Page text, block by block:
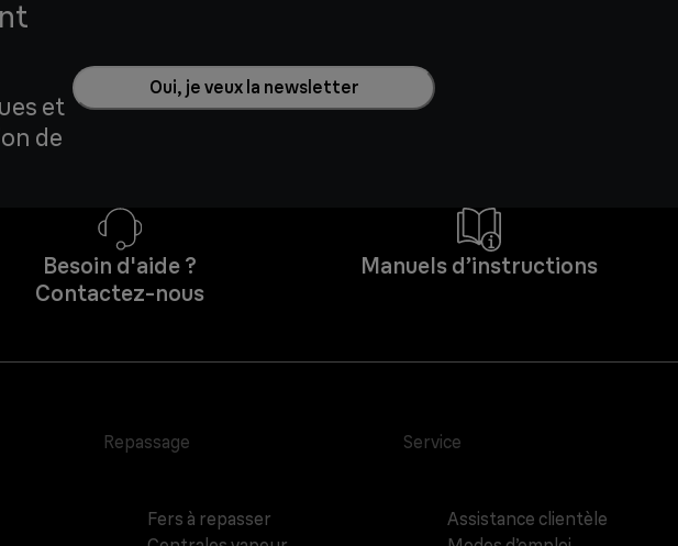
et
de
Oui, je veux la newsletter
Besoin d'aide ?
Contactez-nous
Manuels d’instructions
Repassage
Fers à repasser
Service
Assistance clientèle